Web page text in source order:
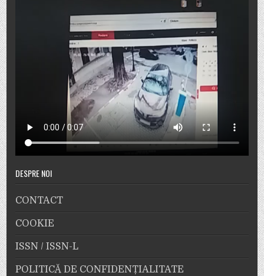
DESPRE NOI
CONTACT
COOKIE
ISSN / ISSN-L
POLITICĂ DE CONFIDENȚIALITATE